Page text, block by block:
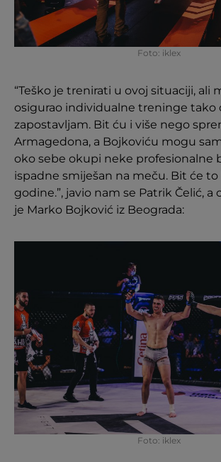
Foto: iklex
“Teško je trenirati u ovoj situaciji, ali
osigurao individualne treninge tako
zapostavljam. Bit ću i više nego
Armagedona, a Bojkoviću mogu
oko sebe okupi neke profesionalne
ispadne smiješan na meču. Bit će to
godine.”, javio nam se Patrik Čelić, a
je Marko Bojković iz Beograda:
Foto: iklex